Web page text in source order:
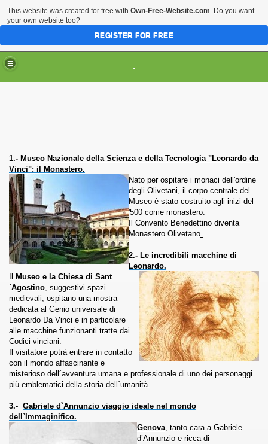
HOME
CIVILTA'
EVENTI & MANIFESTAZIONI
.
1.- Museo Nazionale della Scienza e della Tecnologia "Leonardo da
Vinci": il Monastero.
Nato per ospitare i monaci dell'ordine
degli Olivetani, il corpo centrale del
Museo è stato costruito agli inizi del
'500 come monastero.
Il Convento Benedettino diventa
Monastero Olivetano.
2.- Le incredibili macchine di
Leonardo.
Museo e la Chiesa di Sant
´Agostino, suggestivi spazi
medievali, ospitano una mostra
dedicata al Genio universale di
Leonardo Da Vinci e in particolare
alle macchine funzionanti tratte dai
Codici vinciani.
Il visitatore potrà entrare in contatto
con il mondo affascinante e
misterioso dell´avventura umana e professionale di uno dei personaggi
più emblematici della storia dell´umanità.
3.- Gabriele d`Annunzio viaggio ideale nel mondo
dell`Immaginifico.
Genova, tanto cara a Gabriele
d’Annunzio e ricca di
This website was created for free with Own-Free-Website.com. Do you want
your own website too?
REGISTER FOR FREE